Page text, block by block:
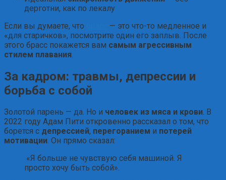
дерготни, как по лекалу
Если вы думаете, что
— это что-то медленное и
«для старичков», посмотрите один его заплыв. После
этого брасс покажется вам самым агрессивным
стилем плавания
За кадром: травмы, депрессии и
борьба с собой
Золотой парень — да. Но и человек из мяса и крови. В
2022 году Адам Пити откровенно рассказал о том, что
борется с депрессией, перегоранием и потерей
мотивации. Он прямо сказал:
«Я больше не чувствую себя машиной. Я
просто хочу быть собой».